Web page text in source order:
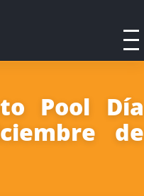
Pool Día
de